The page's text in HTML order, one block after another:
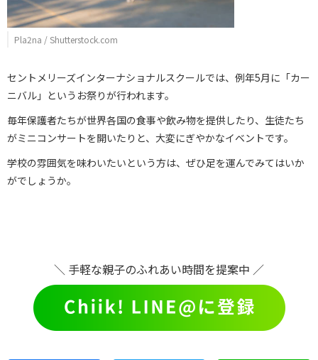
Pla2na / Shutterstock.com
セントメリーズインターナショナルスクールでは、例年5月に「カー
ニバル」というお祭りが行われます。
毎年保護者たちが世界各国の食事や飲み物を提供したり、生徒たち
がミニコンサートを開いたりと、大変にぎやかなイベントです。
学校の雰囲気を味わいたいという方は、ぜひ足を運んでみてはいか
がでしょうか。
＼ 手軽な親子のふれあい時間を提案中 ／